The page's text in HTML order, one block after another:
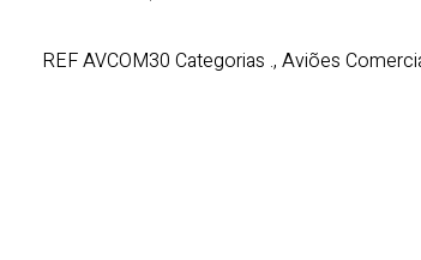
REFAVCOM30 Categorias ., Aviões